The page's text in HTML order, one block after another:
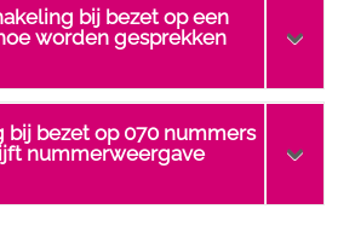
bij bezet op een
worden gesprekken
bij bezet op 070 nummers
nummerweergave